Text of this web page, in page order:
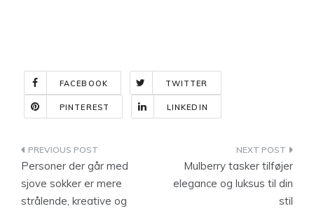
FACEBOOK TWITTER
PINTEREST LINKEDIN
Indlægsnavigation
Personer der går med
sjove sokker er mere
strålende, kreative og
Mulberry tasker tilføjer
elegance og luksus til din
stil